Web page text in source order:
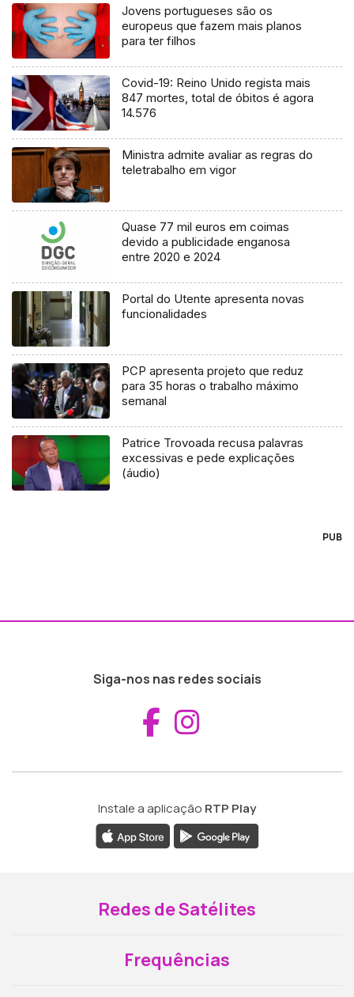
Jovens portugueses são os
europeus que fazem mais planos
para ter filhos
Covid-19: Reino Unido regista mais
847 mortes, total de óbitos é agora
14.576
Ministra admite avaliar as regras do
teletrabalho em vigor
Quase 77 mil euros em coimas
devido a publicidade enganosa
entre 2020 e 2024
Portal do Utente apresenta novas
funcionalidades
PCP apresenta projeto que reduz
para 35 horas o trabalho máximo
semanal
Patrice Trovoada recusa palavras
excessivas e pede explicações
(áudio)
PUB
Siga-nos nas redes sociais
Aceder ao
Instale a aplicação RTP Play
Redes de Satélites
Frequências